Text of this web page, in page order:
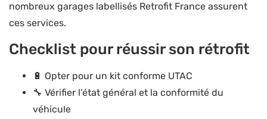
nombreux garages labellisés Retrofit France assurent
ces services.
Checklist pour réussir son rétrofit
🔋 Opter pour un kit conforme UTAC
🔧 Vérifier l’état général et la conformité du
véhicule